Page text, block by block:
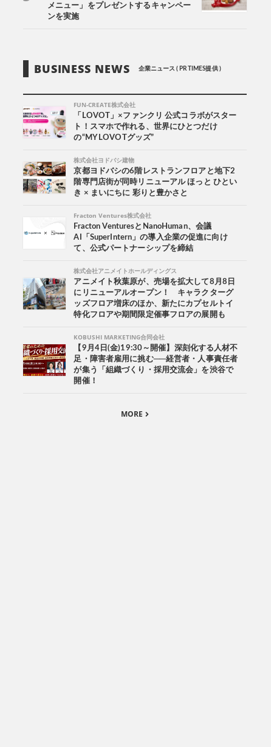
メニュー」をプレゼントするキャンペー
ンを実施
BUSINESS NEWS 企業ニュース ( PR TIMES提供 )
FUN-CREATE株式会社
「LOVOT」×ファンクリ 公式コラボがスター
ト！スマホで作れる、世界にひとつだけ
の“MY LOVOTグッズ”
株式会社ヨドバシ建物
京都ヨドバシの6階レストランフロアと地下2
階専門店街が同時リニューアル ほっと ひとい
き × まいにちに 彩りと豊かさと
Fracton Ventures株式会社
Fracton VenturesとNanoHuman、会議
AI「SuperIntern」の導入企業の促進に向け
て、公式パートナーシップを締結
株式会社アニメイトホールディングス
アニメイト秋葉原が、売場を拡大して8月8日
にリニューアルオープン！ キャラクターグ
ッズフロア増床のほか、新たにカプセルトイ
特化フロアや期間限定催事フロアの展開も
KOBUSHI MARKETING合同会社
【9月4日(金)19:30～開催】深刻化する人材不
足・障害者雇用に挑む──経営者・人事責任者
が集う「組織づくり・採用交流会」を渋谷で
開催！
MORE